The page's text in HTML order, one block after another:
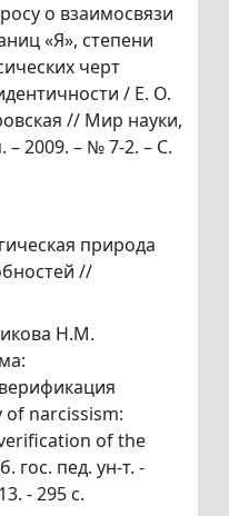
о взаимосвязи
«Я», степени
черт
/ Е. О.
// Мир науки,
– 2009. – № 7-2. – С.
природа
//
Н.М.
narcissism:
of the
гос. пед. ун-т. -
- 295 с.